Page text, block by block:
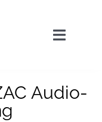
Toggle
Audio-